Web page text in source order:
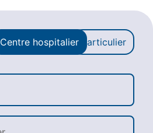
Centre hospitalier Particulier